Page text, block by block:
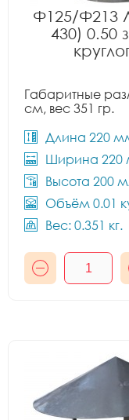
Ф125/Ф213
430) 0.50
Габаритные
см, вес 351 гр.
Длина 220
Ширина 220
Высота 200
Объём 0.01
Вес: 0.351 кг.